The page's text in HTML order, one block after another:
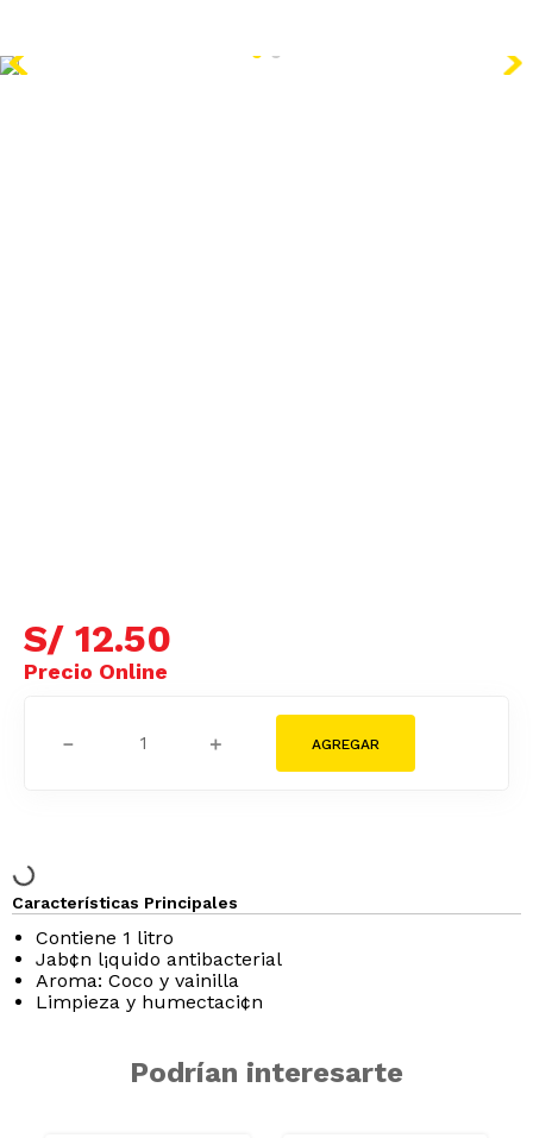
S/ 12.50
＋
－
Características Principales
Contiene 1 litro
Jab¢n l¡quido antibacterial
Aroma: Coco y vainilla
Limpieza y humectaci¢n
Podrían interesarte